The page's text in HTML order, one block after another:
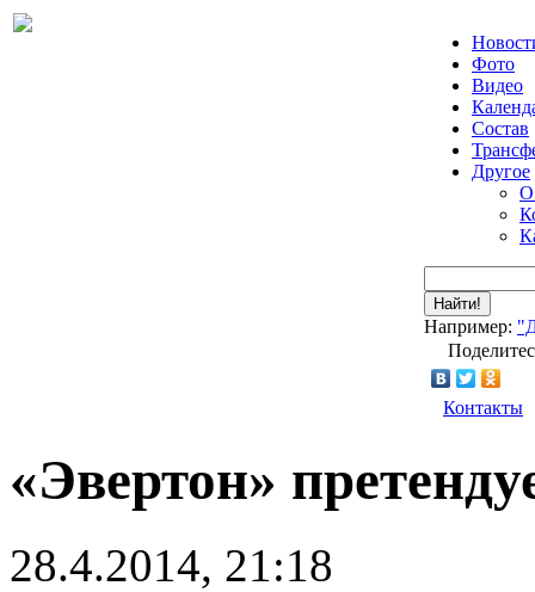
Фото
Видео
Состав
Другое
О
Найти!
Например:
Контакты
«Эвертон»
28.4.2014, 21:18